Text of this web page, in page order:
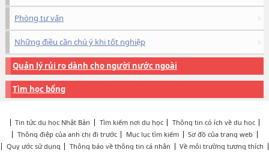
Phòng tư vấn
Những điều cần chú ý khi tốt nghiệp
Quản lý rủi ro dành cho người nước ngoài
Tìm học bổng
Tin tức du học Nhật Bản Tìm kiếm nơi du học
Thông tin có ích về du học
Thông điệp của anh chị đi trước
Mục lục tìm kiếm
Sơ đồ của trang web
Quy ước sử dụng
Thông báo về thông tin cá nhân Về môi trường tương thích